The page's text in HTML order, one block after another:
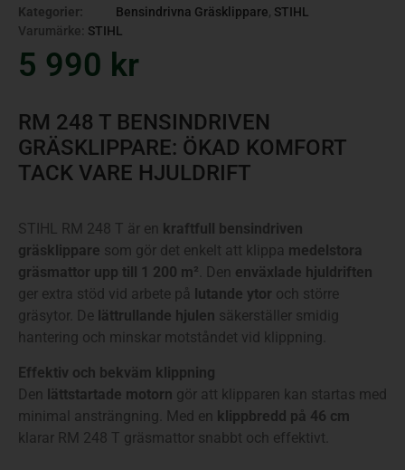
Kategorier:
Bensindrivna Gräsklippare, STIHL
Varumärke: STIHL
5 990 kr
RM 248 T BENSINDRIVEN
GRÄSKLIPPARE: ÖKAD KOMFORT
TACK VARE HJULDRIFT
STIHL RM 248 T är en kraftfull bensindriven
gräsklippare som gör det enkelt att klippa medelstora
gräsmattor upp till 1 200 m² . Den enväxlade hjuldriften
ger extra stöd vid arbete på lutande ytor och större
gräsytor. De lättrullande hjulen säkerställer smidig
hantering och minskar motståndet vid klippning.
Effektiv och bekväm klippning
Den lättstartade motorn gör att klipparen kan startas med
minimal ansträngning. Med en klippbredd på 46 cm
klarar RM 248 T gräsmattor snabbt och effektivt.